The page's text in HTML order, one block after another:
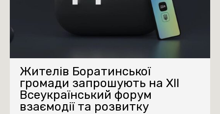
Жителів Боратинської
громади запрошують на XII
Всеукраїнський форум
взаємодії та розвитку